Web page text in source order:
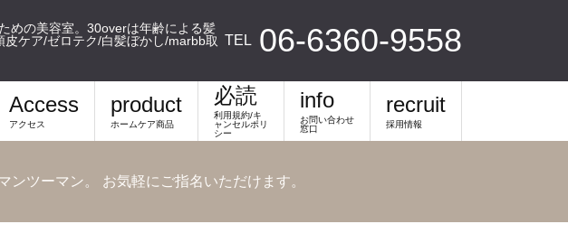
めの美容室。30overは年齢による髪
ケア/ゼロテク/白髪ぼかし/marbb取 TEL 06-6360-9558
Access
アクセス
product
ホームケア商品
必読
利用規約/キ
ャンセルポリ
シー
info
お問い合わせ
窓口
recruit
採用情報
ツーマン。 お気軽にご指名いただけます。